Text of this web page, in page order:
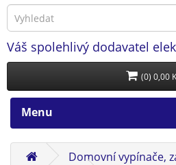
Váš spolehlivý dodavatel
(0) 0,00
Menu
Domovní vypínače,